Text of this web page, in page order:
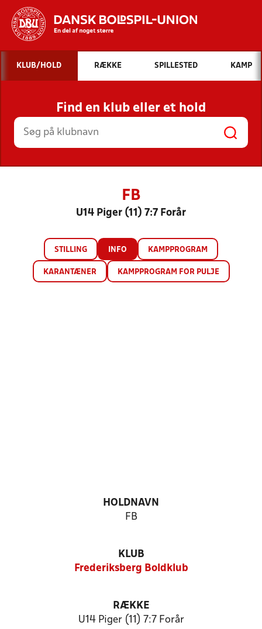
Hvad vil du søge efter?
INDHOLD OG NYHEDER
STILLINGER, RESULTATER, KLUBBER OG
HOLD
KLUB/HOLD RÆKKE SPILLESTED KAMP
Find en klub eller et hold
FB
U14 Piger (11) 7:7 Forår
STILLING INFO KAMPPROGRAM
KARANTÆNER KAMPPROGRAM FOR PULJE
HOLDNAVN
FB
KLUB
Frederiksberg Boldklub
RÆKKE
U14 Piger (11) 7:7 Forår